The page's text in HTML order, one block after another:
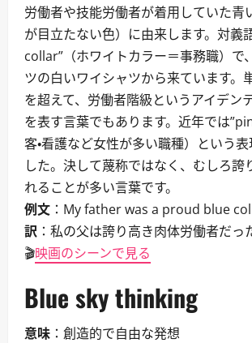
労働者や技能労働者が着用していた青
が目立たない色）に由来します。対義
collar”（ホワイトカラー＝事務職）で
ツの白いワイシャツから来ています。
を超えて、労働者階級というアイデン
を表す言葉でもあります。近年では
客・看護など女性が多い職種）という
した。決して蔑称ではなく、むしろ誇
れることが多い言葉です。
例文 ：My father was a proud blue
訳 ：私の父は誇り高き肉体労働者だっ
🎬映画のシーンで見る
Blue sky thinking
意味 ：創造的で自由な発想